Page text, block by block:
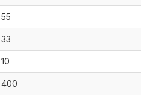
55
33
10
400